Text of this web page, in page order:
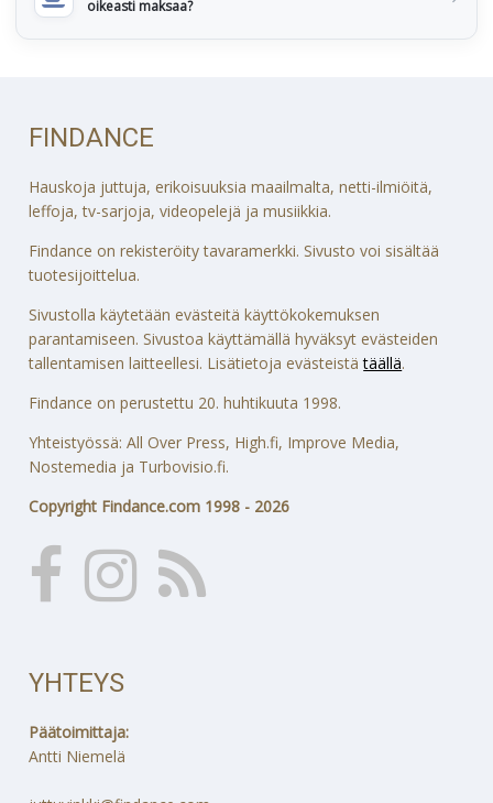
oikeasti maksaa?
FINDANCE
Hauskoja juttuja, erikoisuuksia maailmalta, netti-ilmiöitä,
leffoja, tv-sarjoja, videopelejä ja musiikkia.
Findance on rekisteröity tavaramerkki. Sivusto voi sisältää
tuotesijoittelua.
Sivustolla käytetään evästeitä käyttökokemuksen
parantamiseen. Sivustoa käyttämällä hyväksyt evästeiden
tallentamisen laitteellesi. Lisätietoja evästeistätäällä.
Findance on perustettu 20. huhtikuuta 1998.
Yhteistyössä: All Over Press, High.fi, Improve Media,
Nostemedia ja Turbovisio.fi.
Copyright Findance.com 1998 - 2026
YHTEYS
Päätoimittaja:
Antti Niemelä